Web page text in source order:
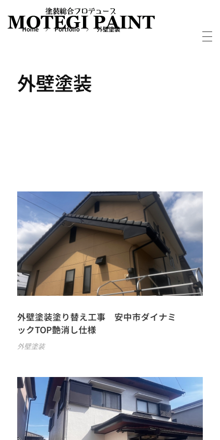
Home Portfolio 外壁塗装
外壁塗装
外壁塗装塗り替え工事 安中市ダイナミ
ックTOP艶消し仕様
外壁塗装